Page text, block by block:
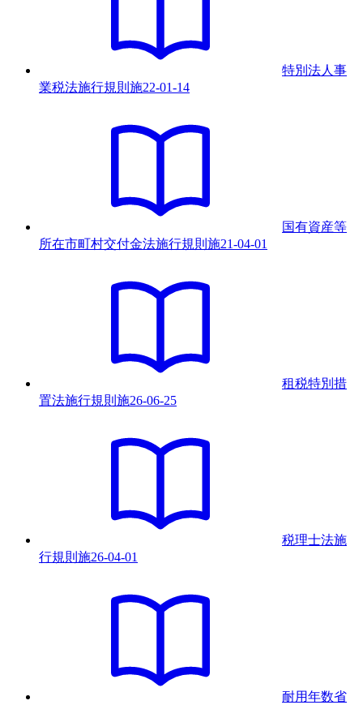
特別法人事
業税法施行規則 施22-01-14
国有資産等
所在市町村交付金法施行規則 施21-04-01
租税特別措
置法施行規則 施26-06-25
税理士法施
行規則 施26-04-01
耐用年数省